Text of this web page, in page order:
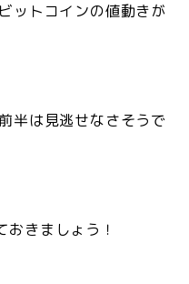
ットコインの値動きが
半は見逃せなさそうで
きましょう！